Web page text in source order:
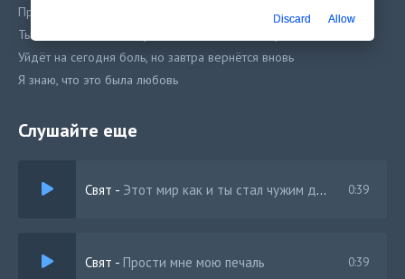
Прости мне мою печаль, позволь мне немного слёз
Ты скажешь, что между нами всё было не всерьёз
Уйдёт на сегодня боль, но завтра вернётся вновь
Я знаю, что это была любовь
Слушайте еще
Свят - Этот мир как и ты cтал чужим для меня 0:39
Свят - Прости мне мою печаль 0:39
Discard Allow